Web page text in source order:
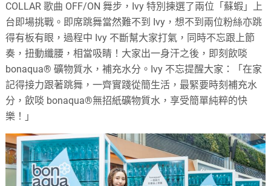
COLLAR 歌曲 OFF/ON 舞步，Ivy 特別揀選了兩位「蘇蝦」上
台即場挑戰。即席跳舞當然難不到 Ivy，想不到兩位粉絲亦跳
得有板有眼，過程中 Ivy 不斷幫大家打氣，同時不忘跟上節
奏，扭動纖腰，相當吸睛！大家出一身汗之後，即刻飲啖
bonaqua® 礦物質水，補充水分。Ivy 不忘提醒大家：「在家
記得接力跟著跳舞，一齊實踐從簡生活，最緊要時刻補充水
分，飲啖 bonaqua®無招紙礦物質水，享受簡單純粹的快
樂！」